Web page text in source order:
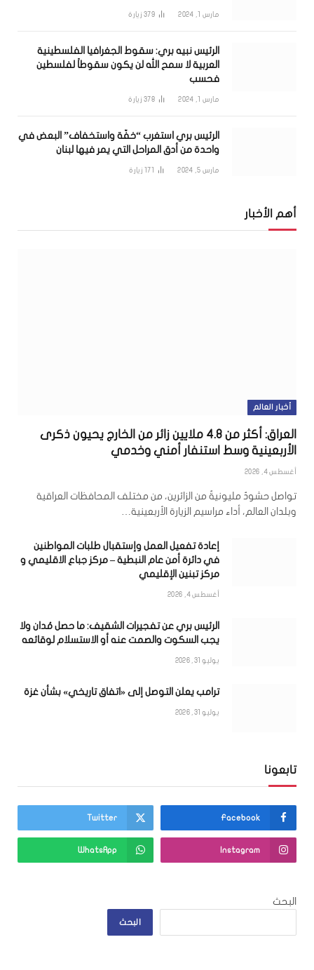
مارس 1, 2024 379 زيارة
الرئيس نبيه بري: سقوط الجغرافيا الفلسطينية
العربية لا سمح الله لن يكون سقوطاً لفلسطين
فحسب
مارس 1, 2024 378 زيارة
الرئيس بري استغرب “خفّة واستخفاف” البعض في
واحدة من أدق المراحل التي يمر فيها لبنان
مارس 5, 2024 171 زيارة
أهم الأخبار
أخبار العالم
العراق: أكثر من 4.8 ملايين زائر من الخارج يحيون ذكرى
الأربعينية وسط استنفار أمني وخدمي
أغسطس 4, 2026
تواصل حشودٌ مليونيةٌ من الزائرين، من مختلف المحافظات العراقية
وبلدان العالم، أداء مراسيم الزيارة الأربعينية…
إعادة تفعيل العمل وإستقبال طلبات المواطنين
في دائرة أمن عام النبطية – مركز جباع الاقليمي و
مركز تبنين الإقليمي
أغسطس 4, 2026
الرئيس بري عن تفجيرات الشقيف: ما حصل مُدان ولا
يجب السكوت والصمت عنه أو الاستسلام لوقائعه
يوليو 31, 2026
ترامب يعلن التوصل إلى «اتفاق تاريخي» بشأن غزة
يوليو 31, 2026
تابعونا
Facebook
Twitter
Instagram
WhatsApp
البحث
البحث